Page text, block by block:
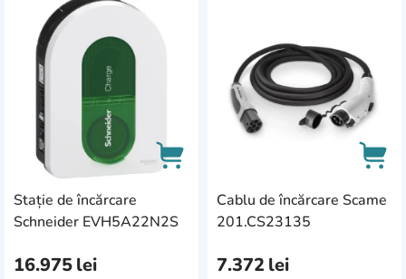
Stație de încărcare
Schneider EVH5A22N2S
16.975lei
AddCardToCart
Cablu de încărcare Scame
201.CS23135
7.372lei